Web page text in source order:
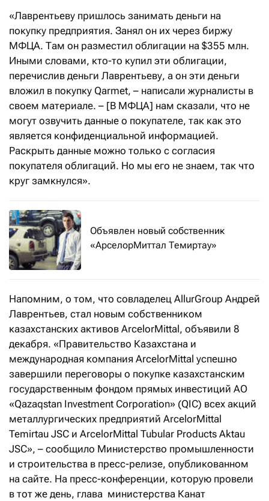
«Лаврентьеву пришлось занимать деньги на
покупку предприятия. Занял он их через биржу
МФЦА. Там он разместил облигации на $355 млн.
Иными словами, кто-то купил эти облигации,
перечислив деньги Лаврентьеву, а он эти деньги
вложил в покупку Qarmet, – написали журналисты в
своем материале. – [В МФЦА] нам сказали, что не
могут озвучить данные о покупателе, так как это
является конфиденциальной информацией.
Раскрыть данные можно только с согласия
покупателя облигаций. Но мы его не знаем, так что
круг замкнулся».
Объявлен новый собственник
«АрселорМиттал Темиртау»
Напомним, о том, что совладелец AllurGroup Андрей
Лаврентьев, стал новым собственником
казахстанских активов ArcelorMittal, объявили 8
декабря. «Правительство Казахстана и
международная компания ArcelorMittal успешно
завершили переговоры о покупке казахстанским
государственным фондом прямых инвестиций АО
«Qazaqstan Investment Corporation» (QIC) всех акций
металлургических предприятий ArcelorMittal
Temirtau JSC и ArcelorMittal Tubular Products Aktau
JSC», – сообщило Министерство промышленности
и строительства в пресс-релизе, опубликованном
на сайте. На пресс-конференции, которую провели
в тот же день, глава министерства Канат